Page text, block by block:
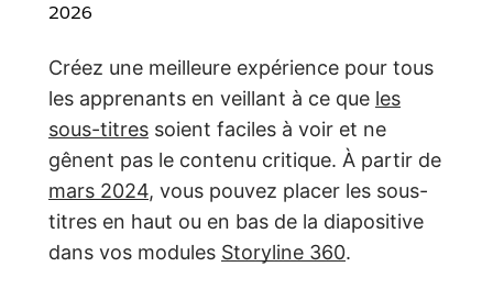
2026
Créez une meilleure expérience pour tous
les apprenants en veillant à ce que les
sous-titres soient faciles à voir et ne
gênent pas le contenu critique. À partir de
mars 2024, vous pouvez placer les sous-
titres en haut ou en bas de la diapositive
dans vos modules Storyline 360.